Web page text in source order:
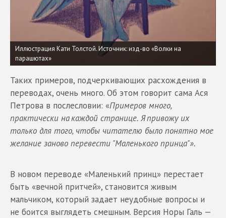
Иллюстрация Кати Толстой. Источник: изд-во «Волки на
парашютах»
Таких примеров, подчеркивающих расхождения в
переводах, очень много. Об этом говорит сама Ася
Петрова в послесловии: «Примеров много,
практически на каждой странице. Я привожу их
только для того, чтобы читателю было понятно мое
желание заново перевести "Маленького принца"».
В новом переводе «Маленький принц» перестает
быть «вечной притчей», становится живым
мальчиком, который задает неудобные вопросы и
не боится выглядеть смешным. Версия Норы Галь —